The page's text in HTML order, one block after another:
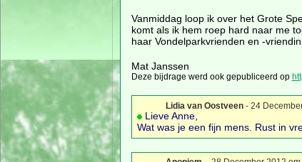
Vanmiddag loop ik over het Grote
komt als ik hem roep hard naar me
haar Vondelparkvrienden en -
Mat Janssen
Deze bijdrage werd ook gepubliceerd op
Lidia van Oostveen- 24
Lieve Anne,
Wat was je een fijn mens. Rust in